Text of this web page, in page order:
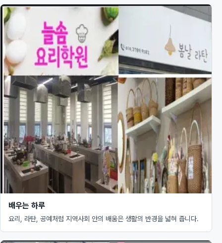
배우는 하루
요리, 라탄, 공예처럼 지역사회 안의 배움은 생활의 반경을 넓혀 줍니다.